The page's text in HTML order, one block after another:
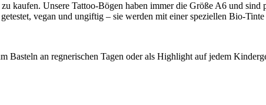
kaufen. Unsere Tattoo-Bögen haben immer die Größe A6 und
vegan und ungiftig – sie werden mit einer speziellen Bio-
an regnerischen Tagen oder als Highlight auf jedem